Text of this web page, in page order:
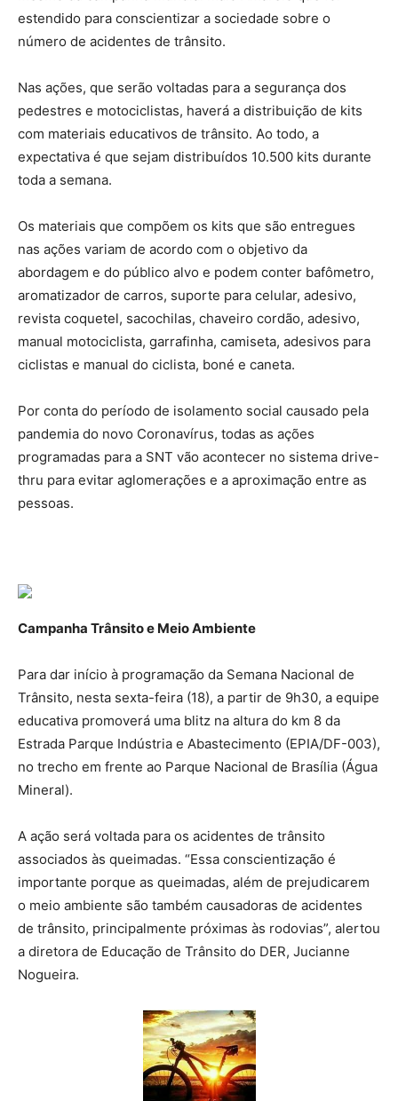
estendido para conscientizar a sociedade sobre o
número de acidentes de trânsito.
Nas ações, que serão voltadas para a segurança dos
pedestres e motociclistas, haverá a distribuição de kits
com materiais educativos de trânsito. Ao todo, a
expectativa é que sejam distribuídos 10.500 kits durante
toda a semana.
Os materiais que compõem os kits que são entregues
nas ações variam de acordo com o objetivo da
abordagem e do público alvo e podem conter bafômetro,
aromatizador de carros, suporte para celular, adesivo,
revista coquetel, sacochilas, chaveiro cordão, adesivo,
manual motociclista, garrafinha, camiseta, adesivos para
ciclistas e manual do ciclista, boné e caneta.
Por conta do período de isolamento social causado pela
pandemia do novo Coronavírus, todas as ações
programadas para a SNT vão acontecer no sistema drive-
thru para evitar aglomerações e a aproximação entre as
pessoas.
Campanha Trânsito e Meio Ambiente
Para dar início à programação da Semana Nacional de
Trânsito, nesta sexta-feira (18), a partir de 9h30, a equipe
educativa promoverá uma blitz na altura do km 8 da
Estrada Parque Indústria e Abastecimento (EPIA/DF-003),
no trecho em frente ao Parque Nacional de Brasília (Água
Mineral).
A ação será voltada para os acidentes de trânsito
associados às queimadas. “Essa conscientização é
importante porque as queimadas, além de prejudicarem
o meio ambiente são também causadoras de acidentes
de trânsito, principalmente próximas às rodovias”, alertou
a diretora de Educação de Trânsito do DER, Jucianne
Nogueira.